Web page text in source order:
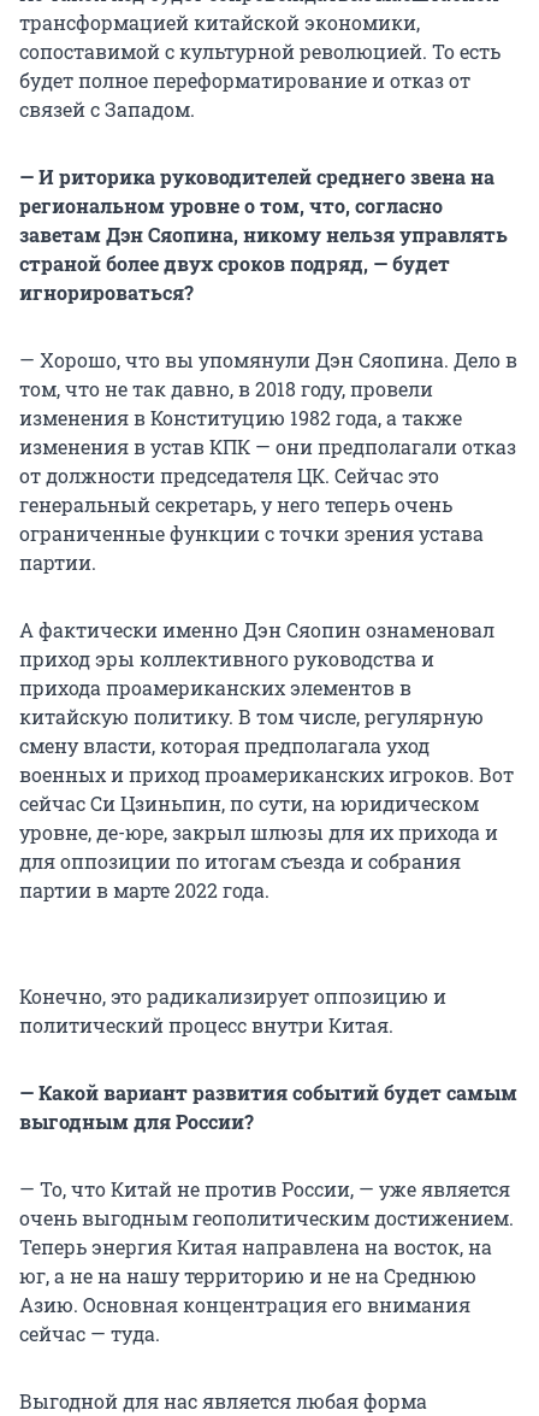
трансформацией китайской экономики,
сопоставимой с культурной революцией. То есть
будет полное переформатирование и отказ от
связей с Западом.
— И риторика руководителей среднего звена на
региональном уровне о том, что, согласно
заветам Дэн Сяопина, никому нельзя управлять
страной более двух сроков подряд, — будет
игнорироваться?
— Хорошо, что вы упомянули Дэн Сяопина. Дело в
том, что не так давно, в 2018 году, провели
изменения в Конституцию 1982 года, а также
изменения в устав КПК — они предполагали отказ
от должности председателя ЦК. Сейчас это
генеральный секретарь, у него теперь очень
ограниченные функции с точки зрения устава
партии.
А фактически именно Дэн Сяопин ознаменовал
приход эры коллективного руководства и
прихода проамериканских элементов в
китайскую политику. В том числе, регулярную
смену власти, которая предполагала уход
военных и приход проамериканских игроков. Вот
сейчас Си Цзиньпин, по сути, на юридическом
уровне, де-юре, закрыл шлюзы для их прихода и
для оппозиции по итогам съезда и собрания
партии в марте 2022 года.
Конечно, это радикализирует оппозицию и
политический процесс внутри Китая.
— Какой вариант развития событий будет самым
выгодным для России?
— То, что Китай не против России, — уже является
очень выгодным геополитическим достижением.
Теперь энергия Китая направлена на восток, на
юг, а не на нашу территорию и не на Среднюю
Азию. Основная концентрация его внимания
сейчас — туда.
Выгодной для нас является любая форма